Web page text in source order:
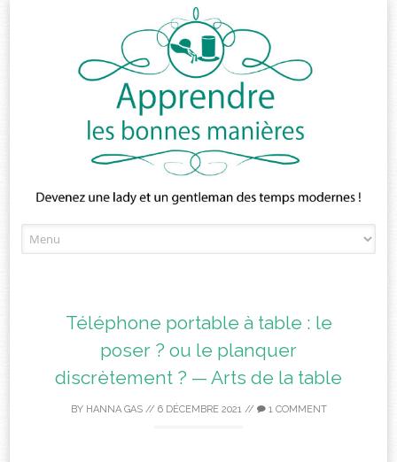
to
Téléphone portable à table : le
poser ? ou le planquer
discrètement ? — Arts de la table
BY HANNA GAS// 6 DÉCEMBRE 2021// 1 COMMENT